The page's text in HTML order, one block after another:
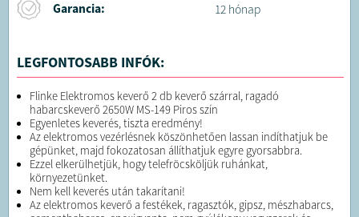
Garancia: 12 hónap
LEGFONTOSABB INFÓK:
Flinke Elektromos keverő 2 db keverő szárral, ragadó
habarcskeverő 2650W MS-149 Piros szín
Egyenletes keverés, tiszta eredmény!
Az elektromos vezérlésnek köszönhetően lassan indíthatjuk be
gépünket, majd fokozatosan állíthatjuk egyre gyorsabbra.
Ezzel elkerülhetjük, hogy telefröcsköljük ruhánkat,
környezetünket.
Nem kell keverés után takarítani!
Az elektromos keverő a festékek, ragasztók, gipsz, mészhabarcs,